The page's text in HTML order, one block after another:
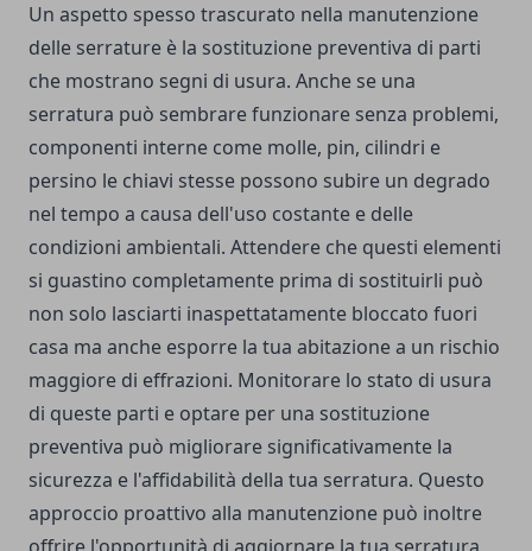
Un aspetto spesso trascurato nella manutenzione
delle serrature è la sostituzione preventiva di parti
che mostrano segni di usura. Anche se una
serratura può sembrare funzionare senza problemi,
componenti interne come molle, pin, cilindri e
persino le chiavi stesse possono subire un degrado
nel tempo a causa dell'uso costante e delle
condizioni ambientali. Attendere che questi elementi
si guastino completamente prima di sostituirli può
non solo lasciarti inaspettatamente bloccato fuori
casa ma anche esporre la tua abitazione a un rischio
maggiore di effrazioni. Monitorare lo stato di usura
di queste parti e optare per una sostituzione
preventiva può migliorare significativamente la
sicurezza e l'affidabilità della tua serratura. Questo
approccio proattivo alla manutenzione può inoltre